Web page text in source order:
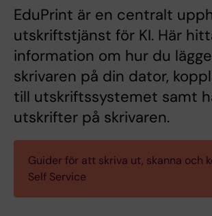
EduPrint är en centralt
utskriftstjänst för KI. Här
information om hur du
skrivaren på din dator,
till utskriftssystemet samt
utskrifter på skrivaren.
Guider för att skriva ut, skanna och
Self Service